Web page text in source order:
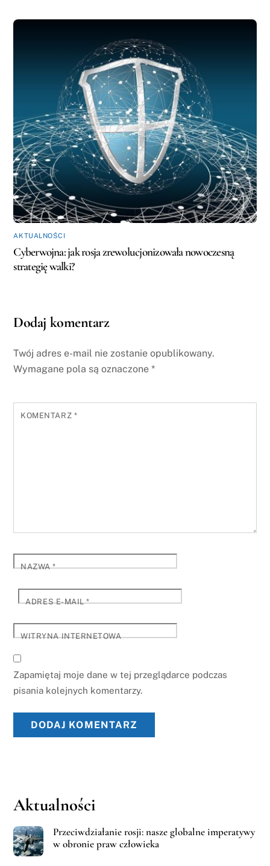
AKTUALNOŚCI
Cyberwojna: jak rosja zrewolucjonizowała nowoczesną
strategię walki?
Dodaj komentarz
Twój adres e-mail nie zostanie opublikowany.
Wymagane pola są oznaczone*
KOMENTARZ *
NAZWA*
ADRES E-MAIL*
WITRYNA INTERNETOWA
Zapamiętaj moje dane w tej przeglądarce podczas
pisania kolejnych komentarzy.
Aktualności
Przeciwdziałanie rosji: nasze globalne imperatywy
w obronie praw człowieka